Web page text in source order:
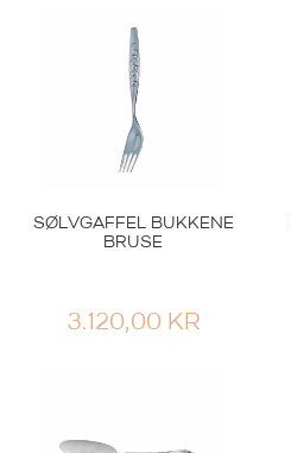
SØLVGAFFEL BUKKENE
BRUSE
3.120,00 KR